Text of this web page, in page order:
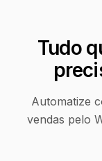
Tudo
Automatize
vendas pelo